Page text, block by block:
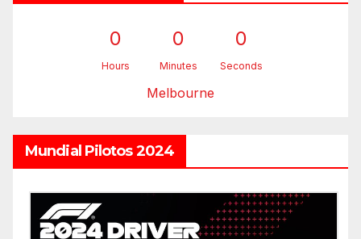
0
Hours
0
Minutes
0
Seconds
Melbourne
Mundial Pilotos 2024